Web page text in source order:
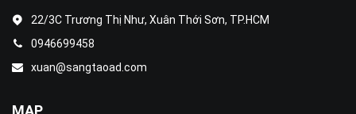
22/3C Trương Thị Như, Xuân Thới Sơn, TP.HCM
0946699458
xuan@sangtaoad.com
MAP